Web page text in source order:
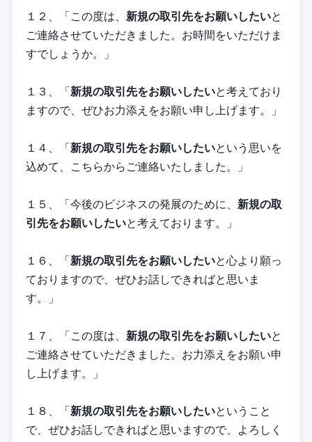
１２、「この度は、 新規の取引先をお願いしたいと
ご連絡させていただきました。お時間をいただけま
すでしょうか。」
１３、「新規の取引先をお願いしたいと考えており
ますので、ぜひお力添えをお願い申し上げます。」
１４、「新規の取引先をお願いしたいという思いを
込めて、こちらからご連絡いたしました。」
１５、「今後のビジネスの発展のために、 新規の取
引先をお願いしたいと考えております。」
１６、「新規の取引先をお願いしたいと心より願っ
ておりますので、ぜひお話しできればと思いま
す。」
１７、「この度は、 新規の取引先をお願いしたいと
ご連絡させていただきました。お力添えをお願い申
し上げます。」
１８、「新規の取引先をお願いしたいということ
で、ぜひお話しできればと思いますので、よろしく